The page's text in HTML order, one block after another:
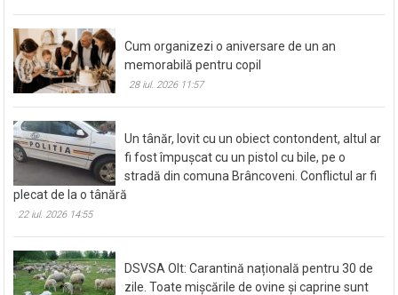
Cum organizezi o aniversare de un an
memorabilă pentru copil
28 iul. 2026 11:57
Un tânăr, lovit cu un obiect contondent, altul ar
fi fost împușcat cu un pistol cu bile, pe o
stradă din comuna Brâncoveni. Conflictul ar fi
plecat de la o tânără
22 iul. 2026 14:55
DSVSA Olt: Carantină națională pentru 30 de
zile. Toate mișcările de ovine și caprine sunt